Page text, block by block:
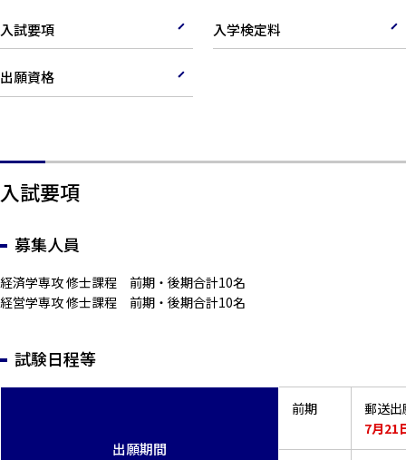
入試要項 入学検定料
出願資格
入試要項
募集人員
経済学専攻 修士課程 前期・後期合計10名
経営学専攻 修士課程 前期・後期合計10名
試験日程等
出願期間
前期
郵送
7月21